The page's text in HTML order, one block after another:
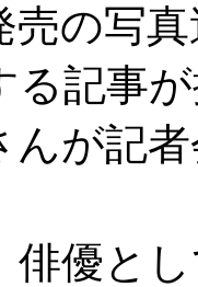
売の写
る記事
んが記
優と